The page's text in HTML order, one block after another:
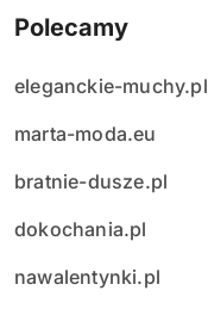
Polecamy
eleganckie-muchy.pl
marta-moda.eu
bratnie-dusze.pl
dokochania.pl
nawalentynki.pl